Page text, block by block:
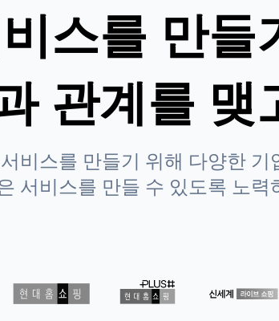
스를 만들
관계를 맺
비스를 만들기 위해 다양한 기
서비스를 만들 수 있도록 노력